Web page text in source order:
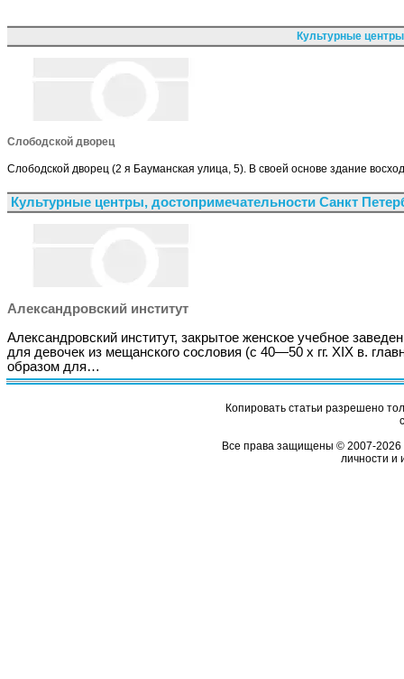
Культурные
Слободской дворец
Слободской дворец (2 я Бауманская улица, 5). В своей основе здание
Культурные центры, достопримечательности Санкт
Александровский институт
Александровский институт, закрытое женское учебное
для девочек из мещанского сословия (с 40—50 х гг. XIX в.
образом для…
Копировать статьи разрешено
Все права защищены © 2007-2026
личности и